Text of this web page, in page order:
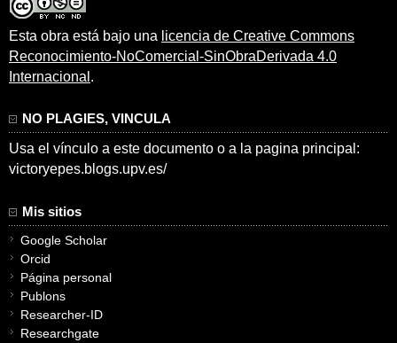
Esta obra está bajo una licencia de Creative Commons
Reconocimiento-NoComercial-SinObraDerivada 4.0
Internacional .
NO PLAGIES, VINCULA
Usa el vínculo a este documento o a la pagina principal:
victoryepes.blogs.upv.es/
Mis sitios
Google Scholar
Orcid
Página personal
Publons
Researcher-ID
Researchgate